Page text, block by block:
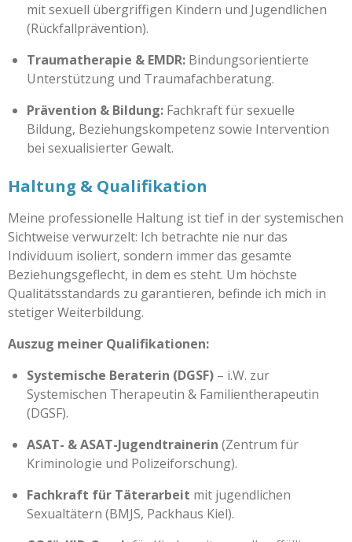
mit sexuell übergriffigen Kindern und Jugendlichen
(Rückfallprävention).
Traumatherapie & EMDR: Bindungsorientierte
Unterstützung und Traumafachberatung.
Prävention & Bildung: Fachkraft für sexuelle
Bildung, Beziehungskompetenz sowie Intervention
bei sexualisierter Gewalt.
Haltung & Qualifikation
Meine professionelle Haltung ist tief in der systemischen
Sichtweise verwurzelt: Ich betrachte nie nur das
Individuum isoliert, sondern immer das gesamte
Beziehungsgeflecht, in dem es steht. Um höchste
Qualitätsstandards zu garantieren, befinde ich mich in
stetiger Weiterbildung.
Auszug meiner Qualifikationen:
Systemische Beraterin (DGSF) – i.W. zur
Systemischen Therapeutin & Familientherapeutin
(DGSF).
ASAT- & ASAT-Jugendtrainerin (Zentrum für
Kriminologie und Polizeiforschung).
Fachkraft für Täterarbeit mit jugendlichen
Sexualtätern (BMJS, Packhaus Kiel).